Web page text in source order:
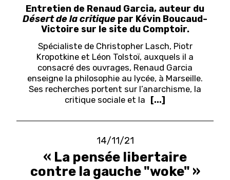
Entretien de Renaud Garcia, auteur du
Désert de la critique par Kévin Boucaud-
Victoire sur le site du Comptoir.
Spécialiste de Christopher Lasch, Piotr
Kropotkine et Léon Tolstoï, auxquels il a
consacré des ouvrages, Renaud Garcia
enseigne la philosophie au lycée, à Marseille.
Ses recherches portent sur l’anarchisme, la
critique sociale et la [...]
14/11/21
« La pensée libertaire
contre la gauche "woke" »